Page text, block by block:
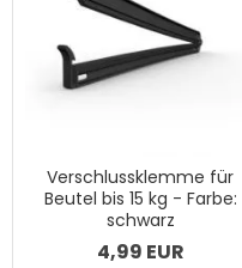
Verschlussklemme für
Beutel bis 15 kg - Farbe:
schwarz
4,99 EUR